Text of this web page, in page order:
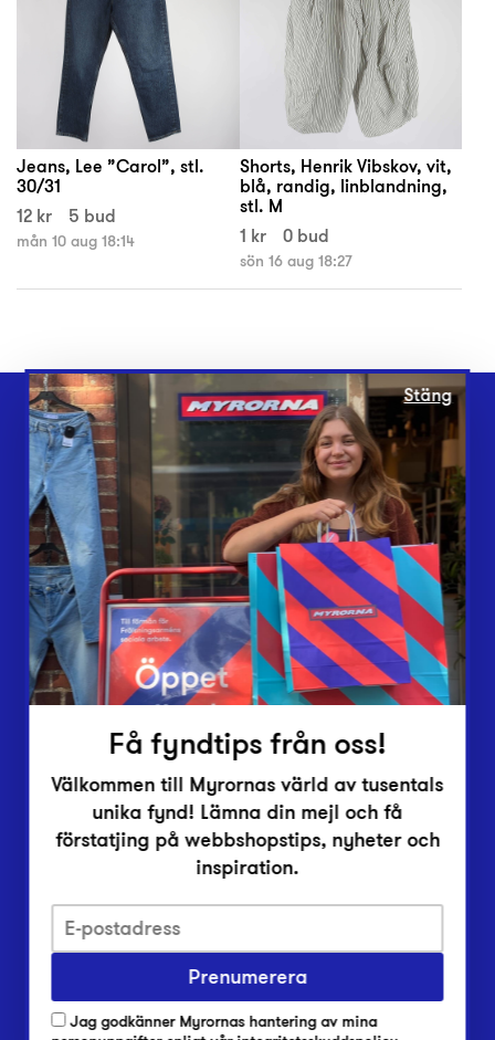
Jeans, Lee ”Carol”, stl.
30/31
12 kr
5 bud
mån 10 aug 18:14
Shorts, Henrik Vibskov, vit,
blå, randig, linblandning,
stl. M
1 kr
0 bud
sön 16 aug 18:27
Webbshop
Butiker
Lämna in
Vårt överskott
Inlämningsplatser
Om Myrorna
Lediga jobb
Pressrum
Integritetsskyddspolicy
Har du frågor om onlineköp, leverans eller retur?
Har du frågor om vår verksamhet?
Stäng
Få fyndtips från oss!
Välkommen till Myrornas värld av tusentals
unika fynd! Lämna din mejl och få
förstatjing på webbshopstips, nyheter och
inspiration.
Prenumerera
Jag godkänner Myrornas hantering av mina